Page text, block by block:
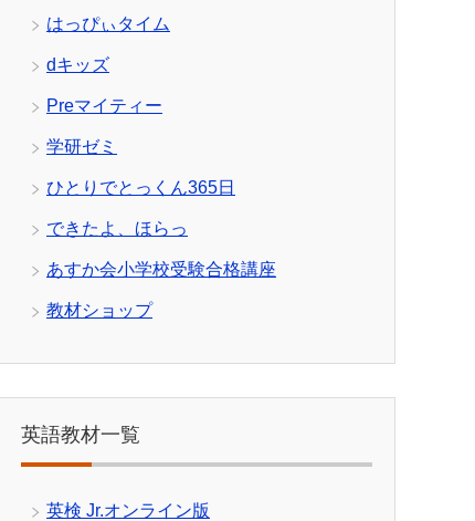
はっぴぃタイム
dキッズ
Preマイティー
学研ゼミ
ひとりでとっくん365日
できたよ、ほらっ
あすか会小学校受験合格講座
教材ショップ
英語教材一覧
英検 Jr.オンライン版